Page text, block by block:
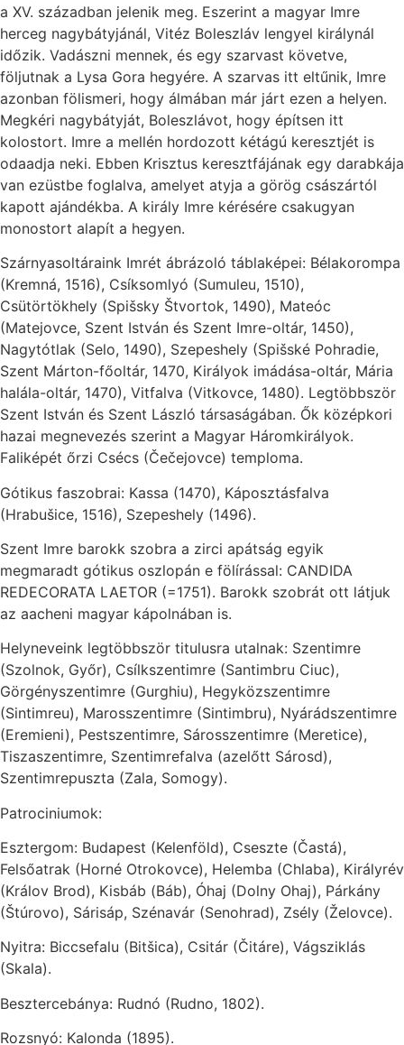
a XV. században jelenik meg. Eszerint a magyar Imre
herceg nagybátyjánál, Vitéz Boleszláv lengyel királynál
időzik. Vadászni mennek, és egy szarvast követve,
följutnak a Lysa Gora hegyére. A szarvas itt eltűnik, Imre
azonban fölismeri, hogy álmában már járt ezen a helyen.
Megkéri nagybátyját, Boleszlávot, hogy építsen itt
kolostort. Imre a mellén hordozott kétágú keresztjét is
odaadja neki. Ebben Krisztus keresztfájának egy darabkája
van ezüstbe foglalva, amelyet atyja a görög császártól
kapott ajándékba. A király Imre kérésére csakugyan
monostort alapít a hegyen.
Szárnyasoltáraink Imrét ábrázoló táblaképei: Bélakorompa
(Kremná, 1516), Csíksomlyó (Sumuleu, 1510),
Csütörtökhely (Spišsky Štvortok, 1490), Mateóc
(Matejovce, Szent István és Szent Imre-oltár, 1450),
Nagytótlak (Selo, 1490), Szepeshely (Spišské Pohradie,
Szent Márton-főoltár, 1470, Királyok imádása-oltár, Mária
halála-oltár, 1470), Vitfalva (Vitkovce, 1480). Legtöbbször
Szent István és Szent László társaságában. Ők középkori
hazai megnevezés szerint a Magyar Háromkirályok.
Faliképét őrzi Csécs (Čečejovce) temploma.
Gótikus faszobrai: Kassa (1470), Káposztásfalva
(Hrabušice, 1516), Szepeshely (1496).
Szent Imre barokk szobra a zirci apátság egyik
megmaradt gótikus oszlopán e fölírással: CANDIDA
REDECORATA LAETOR (=1751). Barokk szobrát ott látjuk
az aacheni magyar kápolnában is.
Helyneveink legtöbbször titulusra utalnak: Szentimre
(Szolnok, Győr), Csílkszentimre (Santimbru Ciuc),
Görgényszentimre (Gurghiu), Hegyközszentimre
(Sintimreu), Marosszentimre (Sintimbru), Nyárádszentimre
(Eremieni), Pestszentimre, Sárosszentimre (Meretice),
Tiszaszentimre, Szentimrefalva (azelőtt Sárosd),
Szentimrepuszta (Zala, Somogy).
Patrociniumok:
Esztergom: Budapest (Kelenföld), Cseszte (Častá),
Felsőatrak (Horné Otrokovce), Helemba (Chlaba), Királyrév
(Králov Brod), Kisbáb (Báb), Óhaj (Dolny Ohaj), Párkány
(Štúrovo), Sárisáp, Szénavár (Senohrad), Zsély (Želovce).
Nyitra: Biccsefalu (Bitšica), Csitár (Čitáre), Vágsziklás
(Skala).
Besztercebánya: Rudnó (Rudno, 1802).
Rozsnyó: Kalonda (1895).